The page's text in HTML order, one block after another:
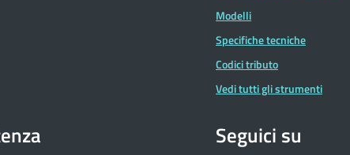
Modelli
Specifiche tecniche
Codici tributo
Vedi tutti gli strumenti
Seguici su